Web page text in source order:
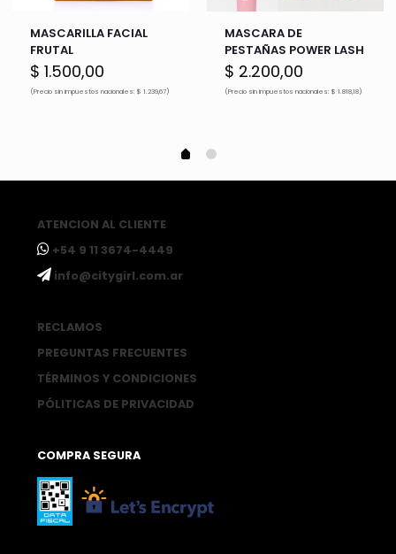
MASCARILLA FACIAL
FRUTAL
$ 1.500,00
(Precio sin impuestos nacionales: $ 1.239,67)
MASCARA DE
PESTAÑAS POWER LASH
$ 2.200,00
(Precio sin impuestos nacionales: $ 1.818,18)
ATENCION AL CLIENTE
ㅤ+54 9 11 3674-4449
ㅤinfo@citygirl.com.ar
RECLAMOS
PREGUNTAS FRECUENTES
TÉRMINOS Y CONDICIONES
PÓLITICAS DE PRIVACIDAD
COMPRA SEGURA